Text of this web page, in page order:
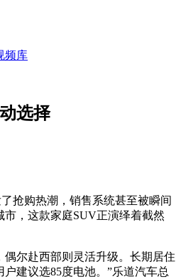
频库
选择
抢购热潮，销售系统甚至被瞬间
，这款家庭SUV正演绎着截然
偶尔赴西部则灵活升级。长期居住
建议选85度电池。”乐道汽车总